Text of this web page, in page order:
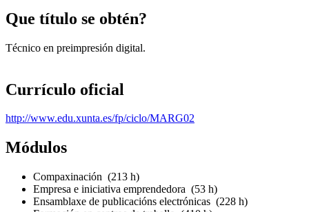
Que título se obtén?
Técnico en preimpresión digital.
Currículo oficial
http://www.edu.xunta.es/fp/ciclo/MARG02
Módulos
Compaxinación (213 h)
Empresa e iniciativa emprendedora (53 h)
Ensamblaxe de publicacións electrónicas (228 h)